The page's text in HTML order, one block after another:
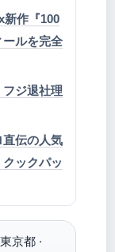
新作『100
ルを完全
ジ退社理
伝の人気
ックパッ
東京都 ·